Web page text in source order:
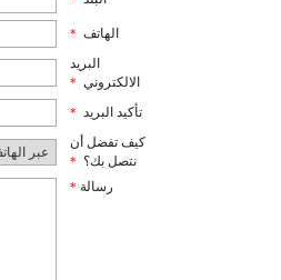
الهاتف *
البريد
الالكتروني *
تأكيد البريد *
كيف تفضل أن
نتصل بك؟ *
رسالة *